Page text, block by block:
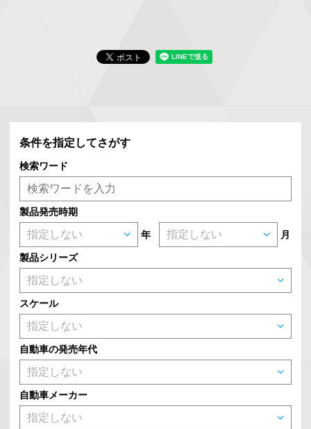
条件を指定してさがす
検索ワード
製品発売時期
年 月
製品シリーズ
スケール
自動車の発売年代
自動車メーカー